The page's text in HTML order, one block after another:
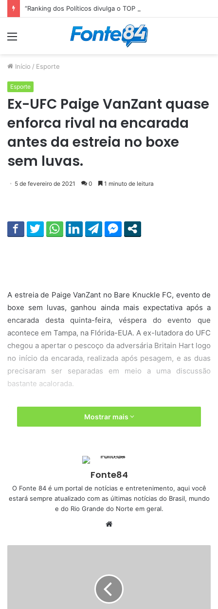
Início / Esporte
Esporte
Ex-UFC Paige VanZant quase
enforca rival na encarada
antes da estreia no boxe
sem luvas.
5 de fevereiro de 2021 0 1 minuto de leitura
A estreia de Paige VanZant no Bare Knuckle FC, evento de
boxe sem luvas, ganhou ainda mais expectativa após a
encarada desta quinta-feira, véspera do evento que
acontece em Tampa, na Flórida-EUA. A ex-lutadora do UFC
chegou a apertar o pescoço da adversária Britain Hart logo
no início da encarada, realizada após pesagem, e as duas
precisaram ser separadas em meio a uma discussão
bastante acalorada.
Hart foi para o centro do palco e encostou o rosto em
VanZant, que imediatamente a empurrou com a mão no
Hart disparou contra a nova estrela do BKFC.
– Isso não é a p*** do MMA, você não pode me enforcar.
Pegue a p*** das regras antes de entrar na p*** do jogo.
Que tal isso? Pegue as regras certas. Vou tocar em você
primeiro amanhã – disparou a lutadora, oriundo do boxe
Mostrar mais
Fonte84
O Fonte 84 é um portal de notícias e entretenimento, aqui você
estará sempre atualizado com as últimas notícias do Brasil, mundo
e do Rio Grande do Norte em geral.
b